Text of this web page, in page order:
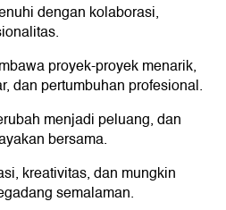
dengan kolaborasi,
proyek-proyek menarik,
dan pertumbuhan profesional.
menjadi peluang, dan
bersama.
kreativitas, dan mungkin
semalaman.